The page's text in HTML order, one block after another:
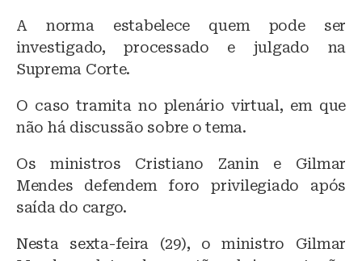
A norma estabelece quem pode ser
investigado, processado e julgado na
Suprema Corte.
O caso tramita no plenário virtual, em que
não há discussão sobre o tema.
Os ministros Cristiano Zanin e Gilmar
Mendes defendem foro privilegiado após
saída do cargo.
Nesta sexta-feira (29), o ministro Gilmar